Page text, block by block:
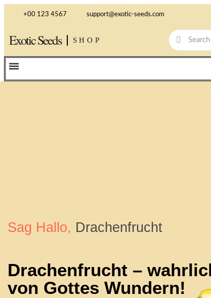
+00 123 4567 support@exotic-seeds.com
Exotic Seeds SHOP
Sag Hallo, Drachenfrucht
Drachenfrucht –
von Gottes Wundern!